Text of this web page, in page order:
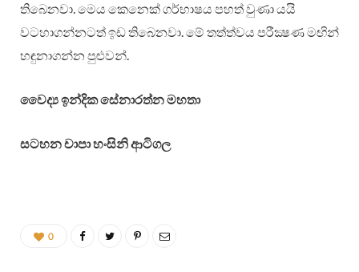
තිබෙනවා. මෙය කෙනෙක් ගර්භාෂය පහත් වුණා යයි
වටහාගන්නටත් ඉඩ තිබෙනවා. මේ තත්ත්වය පරීක්‍ෂණ මඟින්
හඳුනාගන්න පුළුවන්.
වෛද්‍ය ඉන්දික සේනාරත්න මහතා
සටහන චාපා හංසිනි ආටිගල
0